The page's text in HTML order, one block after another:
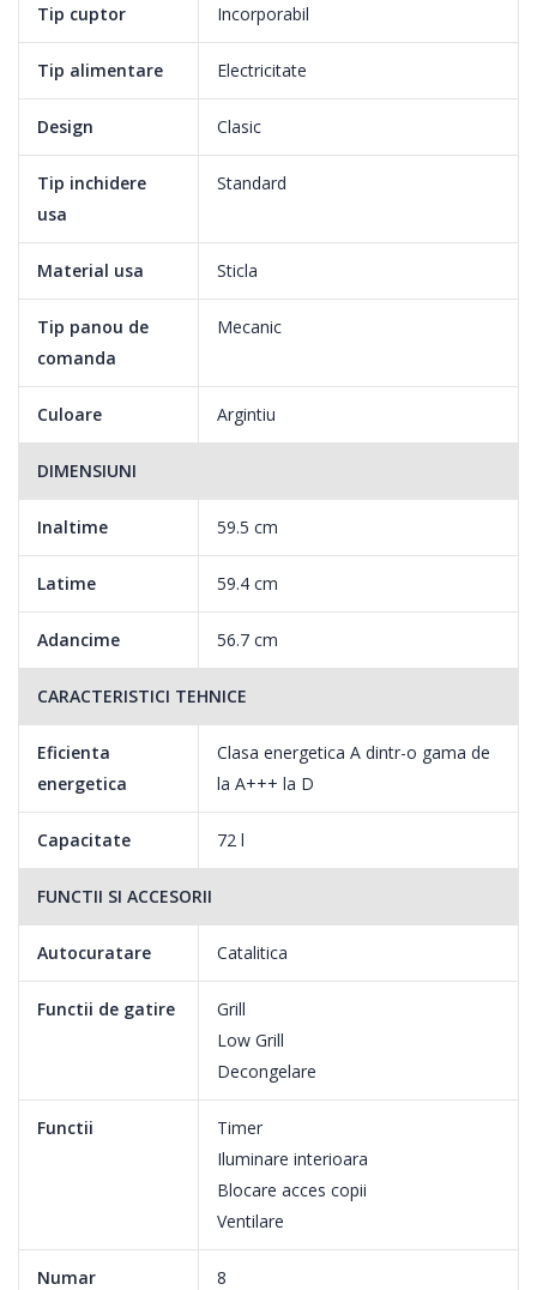
Solutia ideala pentru pregatirea cotletelor, a pestelui sau pentru
AUTOCURATARE CATALITICA
Panourile catalitice montate pe peretii cavitatii interioare, absorb
grasimea si reduc mirosurile din timpul coacerii, inlesnind
procesul de curatare. Astfel, nu va mai fi necesara utilizarea
materialelor abrazive de curatare sau a agentilor chimici.
Tip cuptor Incorporabil
Tip alimentare Electricitate
Design Clasic
Tip inchidere
usa
Standard
Material usa Sticla
Tip panou de
comanda
Mecanic
Culoare Argintiu
DIMENSIUNI
Inaltime 59.5 cm
Latime 59.4 cm
Adancime 56.7 cm
CARACTERISTICI TEHNICE
Eficienta
energetica
Clasa energetica A dintr-o gama de
la A+++ la D
Capacitate 72 l
FUNCTII SI ACCESORII
Autocuratare Catalitica
Functii de gatire
Grill
Low Grill
Decongelare
Functii
Timer
Iluminare interioara
Blocare acces copii
Ventilare
Numar
8